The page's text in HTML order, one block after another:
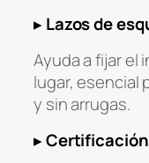
▸ Lazos de
Ayuda a fijar el
lugar, esencial
y sin arrugas.
▸Certificación